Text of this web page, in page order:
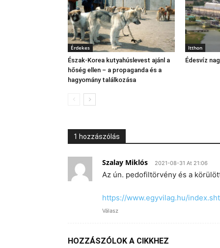
Érdekes
Észak‑Korea kutyahúslevest ajánl a
hőség ellen – a propaganda és a
hagyomány találkozása
Itthon
Édesvíz
1 hozzászólás
Szalay Miklós 2021-08-31 At 21:06
Az ún. pedofiltörvény és a
https://www.egyvilag.hu/
Válasz
HOZZÁSZÓLOK A CIKKHEZ